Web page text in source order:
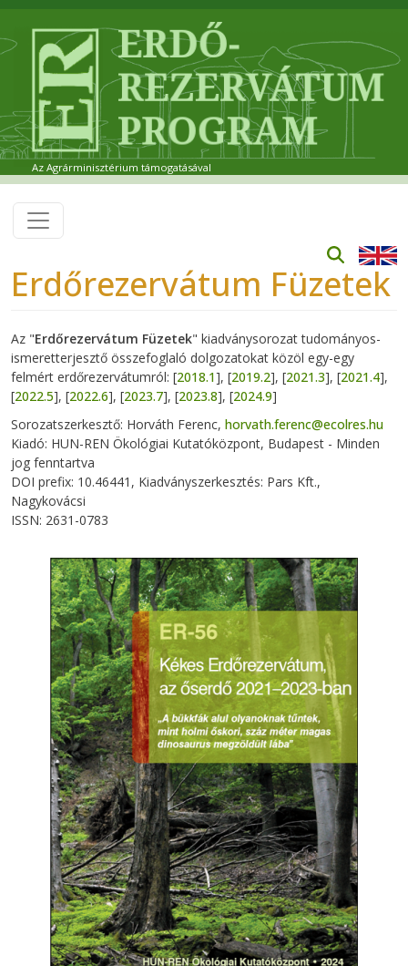
Az Agrárminisztérium támogatásával
Erdőrezervátum Füzetek
Az "Erdőrezervátum Füzetek" kiadványsorozat tudományos-
ismeretterjesztő összefoglaló dolgozatokat közöl egy-egy
felmért erdőrezervátumról: [2018.1], [2019.2], [2021.3], [2021.4],
[2022.5], [2022.6], [2023.7], [2023.8], [2024.9]
Sorozatszerkesztő: Horváth Ferenc, horvath.ferenc@ecolres.hu
Kiadó: HUN-REN Ökológiai Kutatóközpont, Budapest - Minden
jog fenntartva
DOI prefix: 10.46441, Kiadványszerkesztés: Pars Kft.,
Nagykovácsi
ISSN: 2631-0783